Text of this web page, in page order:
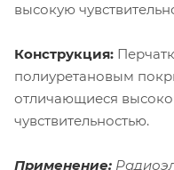
высокую
Конструкция:
полиуретановым
отличающиеся
чувствительностью.
Применение: